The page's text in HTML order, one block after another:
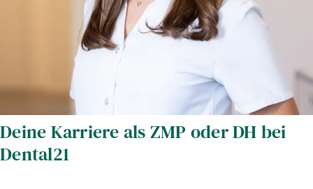
Deine Karriere als ZMP oder DH bei
Dental21